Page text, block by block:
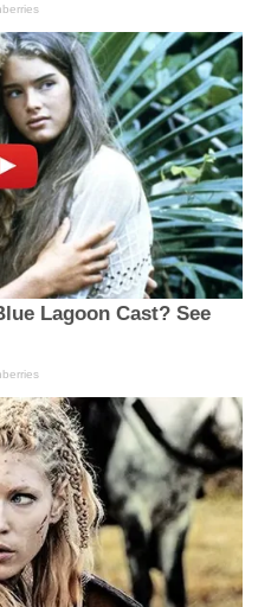
Lagoon Cast? See